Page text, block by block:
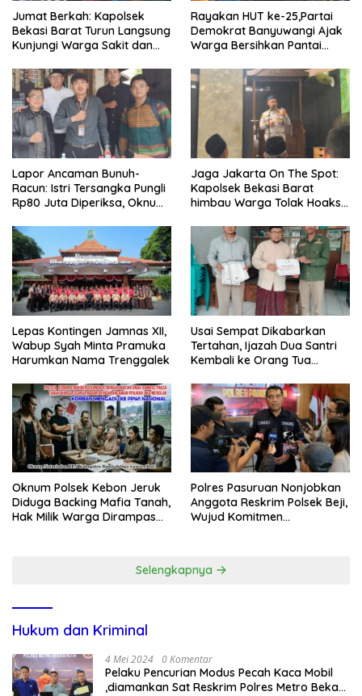
Jumat Berkah: Kapolsek
Bekasi Barat Turun Langsung
Kunjungi Warga Sakit dan
Rayakan HUT ke-25,Partai
Demokrat Banyuwangi Ajak
Warga Bersihkan Pantai
Lapor Ancaman Bunuh-
Racun: Istri Tersangka Pungli
Rp80 Juta Diperiksa, Oknum
Disdagperin
Jaga Jakarta On The Spot:
Kapolsek Bekasi Barat
himbau Warga Tolak Hoaks
Sholat Jumat
Lepas Kontingen Jamnas XII,
Wabup Syah Minta Pramuka
Harumkan Nama Trenggalek
Usai Sempat Dikabarkan
Tertahan, Ijazah Dua Santri
Kembali ke Orang Tua
Oknum Polsek Kebon Jeruk
Diduga Backing Mafia Tanah,
Hak Milik Warga Dirampas
Polres Pasuruan Nonjobkan
Anggota Reskrim Polsek Beji,
Wujud Komitmen
Selengkapnya
Hukum dan Kriminal
4 Mei 2024 0 Komentar
Pelaku Pencurian Modus Pecah Kaca Mobil
,diamankan Sat Reskrim Polres Metro Bekasi